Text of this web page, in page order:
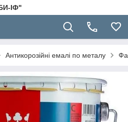
ІФ"
Антикорозійні емалі по металу